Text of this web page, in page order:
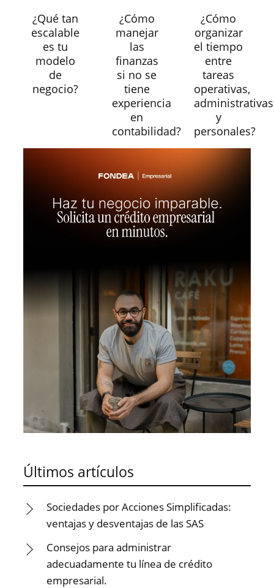
¿Qué tan
escalable
es tu
modelo
de
negocio?
¿Cómo
manejar
las
finanzas
si no se
tiene
experiencia
en
contabilidad?
¿Cómo
organizar
el tiempo
entre
tareas
operativas,
administrativas
y
personales?
Últimos artículos
Sociedades por Acciones Simplificadas:
ventajas y desventajas de las SAS
Consejos para administrar
adecuadamente tu línea de crédito
empresarial.